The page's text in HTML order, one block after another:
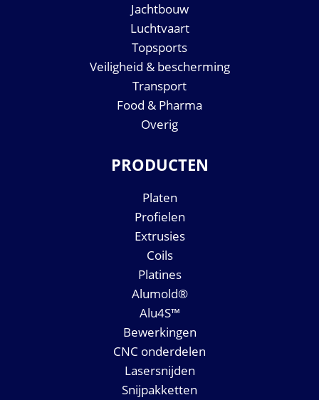
Jachtbouw
Luchtvaart
Topsports
Veiligheid & bescherming
Transport
Food & Pharma
Overig
PRODUCTEN
Platen
Profielen
Extrusies
Coils
Platines
Alumold®
Alu4S™
Bewerkingen
CNC onderdelen
Lasersnijden
Snijpakketten